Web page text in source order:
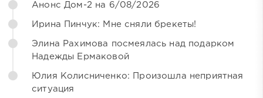
Анонс Дом-2 на 6/08/2026
Ирина Пинчук: Мне сняли брекеты!
Элина Рахимова посмеялась над подарком
Надежды Ермаковой
Юлия Колисниченко: Произошла неприятная
ситуация